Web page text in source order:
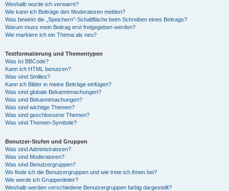
Weshalb wurde ich verwarnt?
Wie kann ich Beiträge den Moderatoren melden?
Was bewirkt die „Speichern“-Schaltfläche beim Schreiben eines Beitrags?
Warum muss mein Beitrag erst freigegeben werden?
Wie markiere ich ein Thema als neu?
Textformatierung und Thementypen
Was ist BBCode?
Kann ich HTML benutzen?
Was sind Smilies?
Kann ich Bilder in meine Beiträge einfügen?
Was sind globale Bekanntmachungen?
Was sind Bekanntmachungen?
Was sind wichtige Themen?
Was sind geschlossene Themen?
Was sind Themen-Symbole?
Benutzer-Stufen und Gruppen
Was sind Administratoren?
Was sind Moderatoren?
Was sind Benutzergruppen?
Wo finde ich die Benutzergruppen und wie trete ich ihnen bei?
Wie werde ich Gruppenleiter?
Weshalb werden verschiedene Benutzergruppen farbig dargestellt?